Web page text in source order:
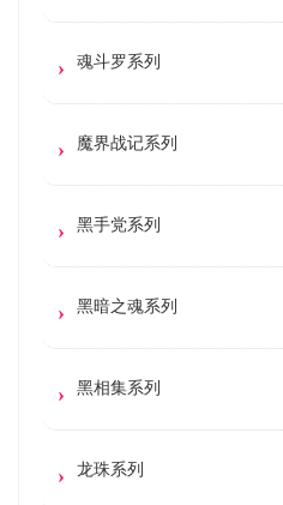
魂斗罗系列
魔界战记系列
黑手党系列
黑暗之魂系列
黑相集系列
龙珠系列